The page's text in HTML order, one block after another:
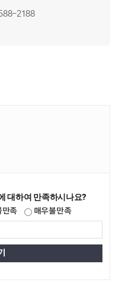
2188
대하여 만족하시나요?
만족 매우불만족